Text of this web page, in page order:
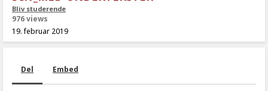
Bliv studerende
976 views
19. februar 2019
Del Embed